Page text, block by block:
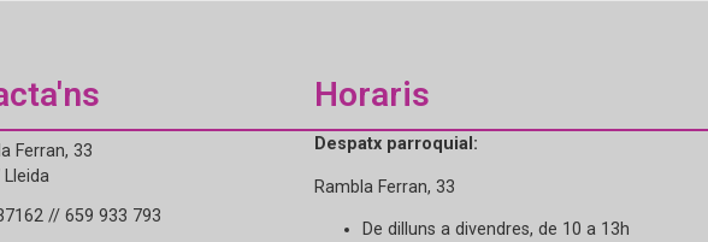
Ferran, 33
// 659 933 793
Horaris
Despatx parroquial:
Rambla Ferran, 33
De dilluns a divendres, de 10 a 13h